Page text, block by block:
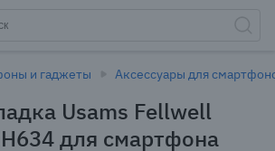
и гаджеты Аксессуары для
Usams Fellwell
для смартфона